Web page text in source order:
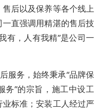
后以及保养等各个线上
直强调用精湛的售后技
有，人有我精”是公司一
服务，始终秉承“品牌保
务”的宗旨，施工中设工
标准；安装工人经过严